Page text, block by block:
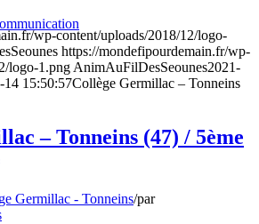
wp-content/uploads/2018/12/logo-
https://mondefipourdemain.fr/wp-
logo-1.pngAnimAuFilDesSeounes2021-
14 15:50:57Collège Germillac – Tonneins
– Tonneins (47) / 5ème
Germillac - Tonneins/par